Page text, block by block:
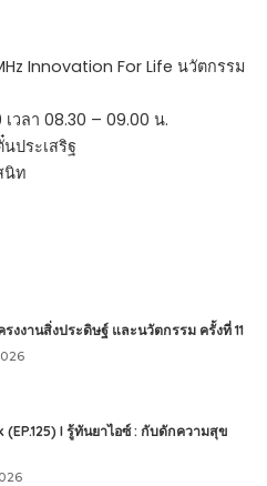
Innovation For Life นวัตกรรม
วลา 08.30 – 09.00 น.
ประเสริฐ
นิท
งงานสิ่งประดิษฐ์ และนวัตกรรม ครั้งที่ 11
I รู้ทันยาไอซ์ : กับดักความสุข